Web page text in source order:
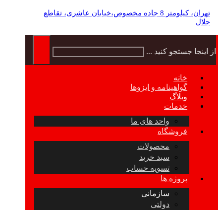
تهران، کیلومتر 8 جاده مخصوص،خیابان عاشری، تقاطع
جلال
از اینجا جستجو کنید ...
خانه
گواهینامه و ایزوها
وبلاگ
خدمات
واحد های ما
فروشگاه
محصولات
سبد خرید
تسویه حساب
پروژه ها
سازمانی
دولتی